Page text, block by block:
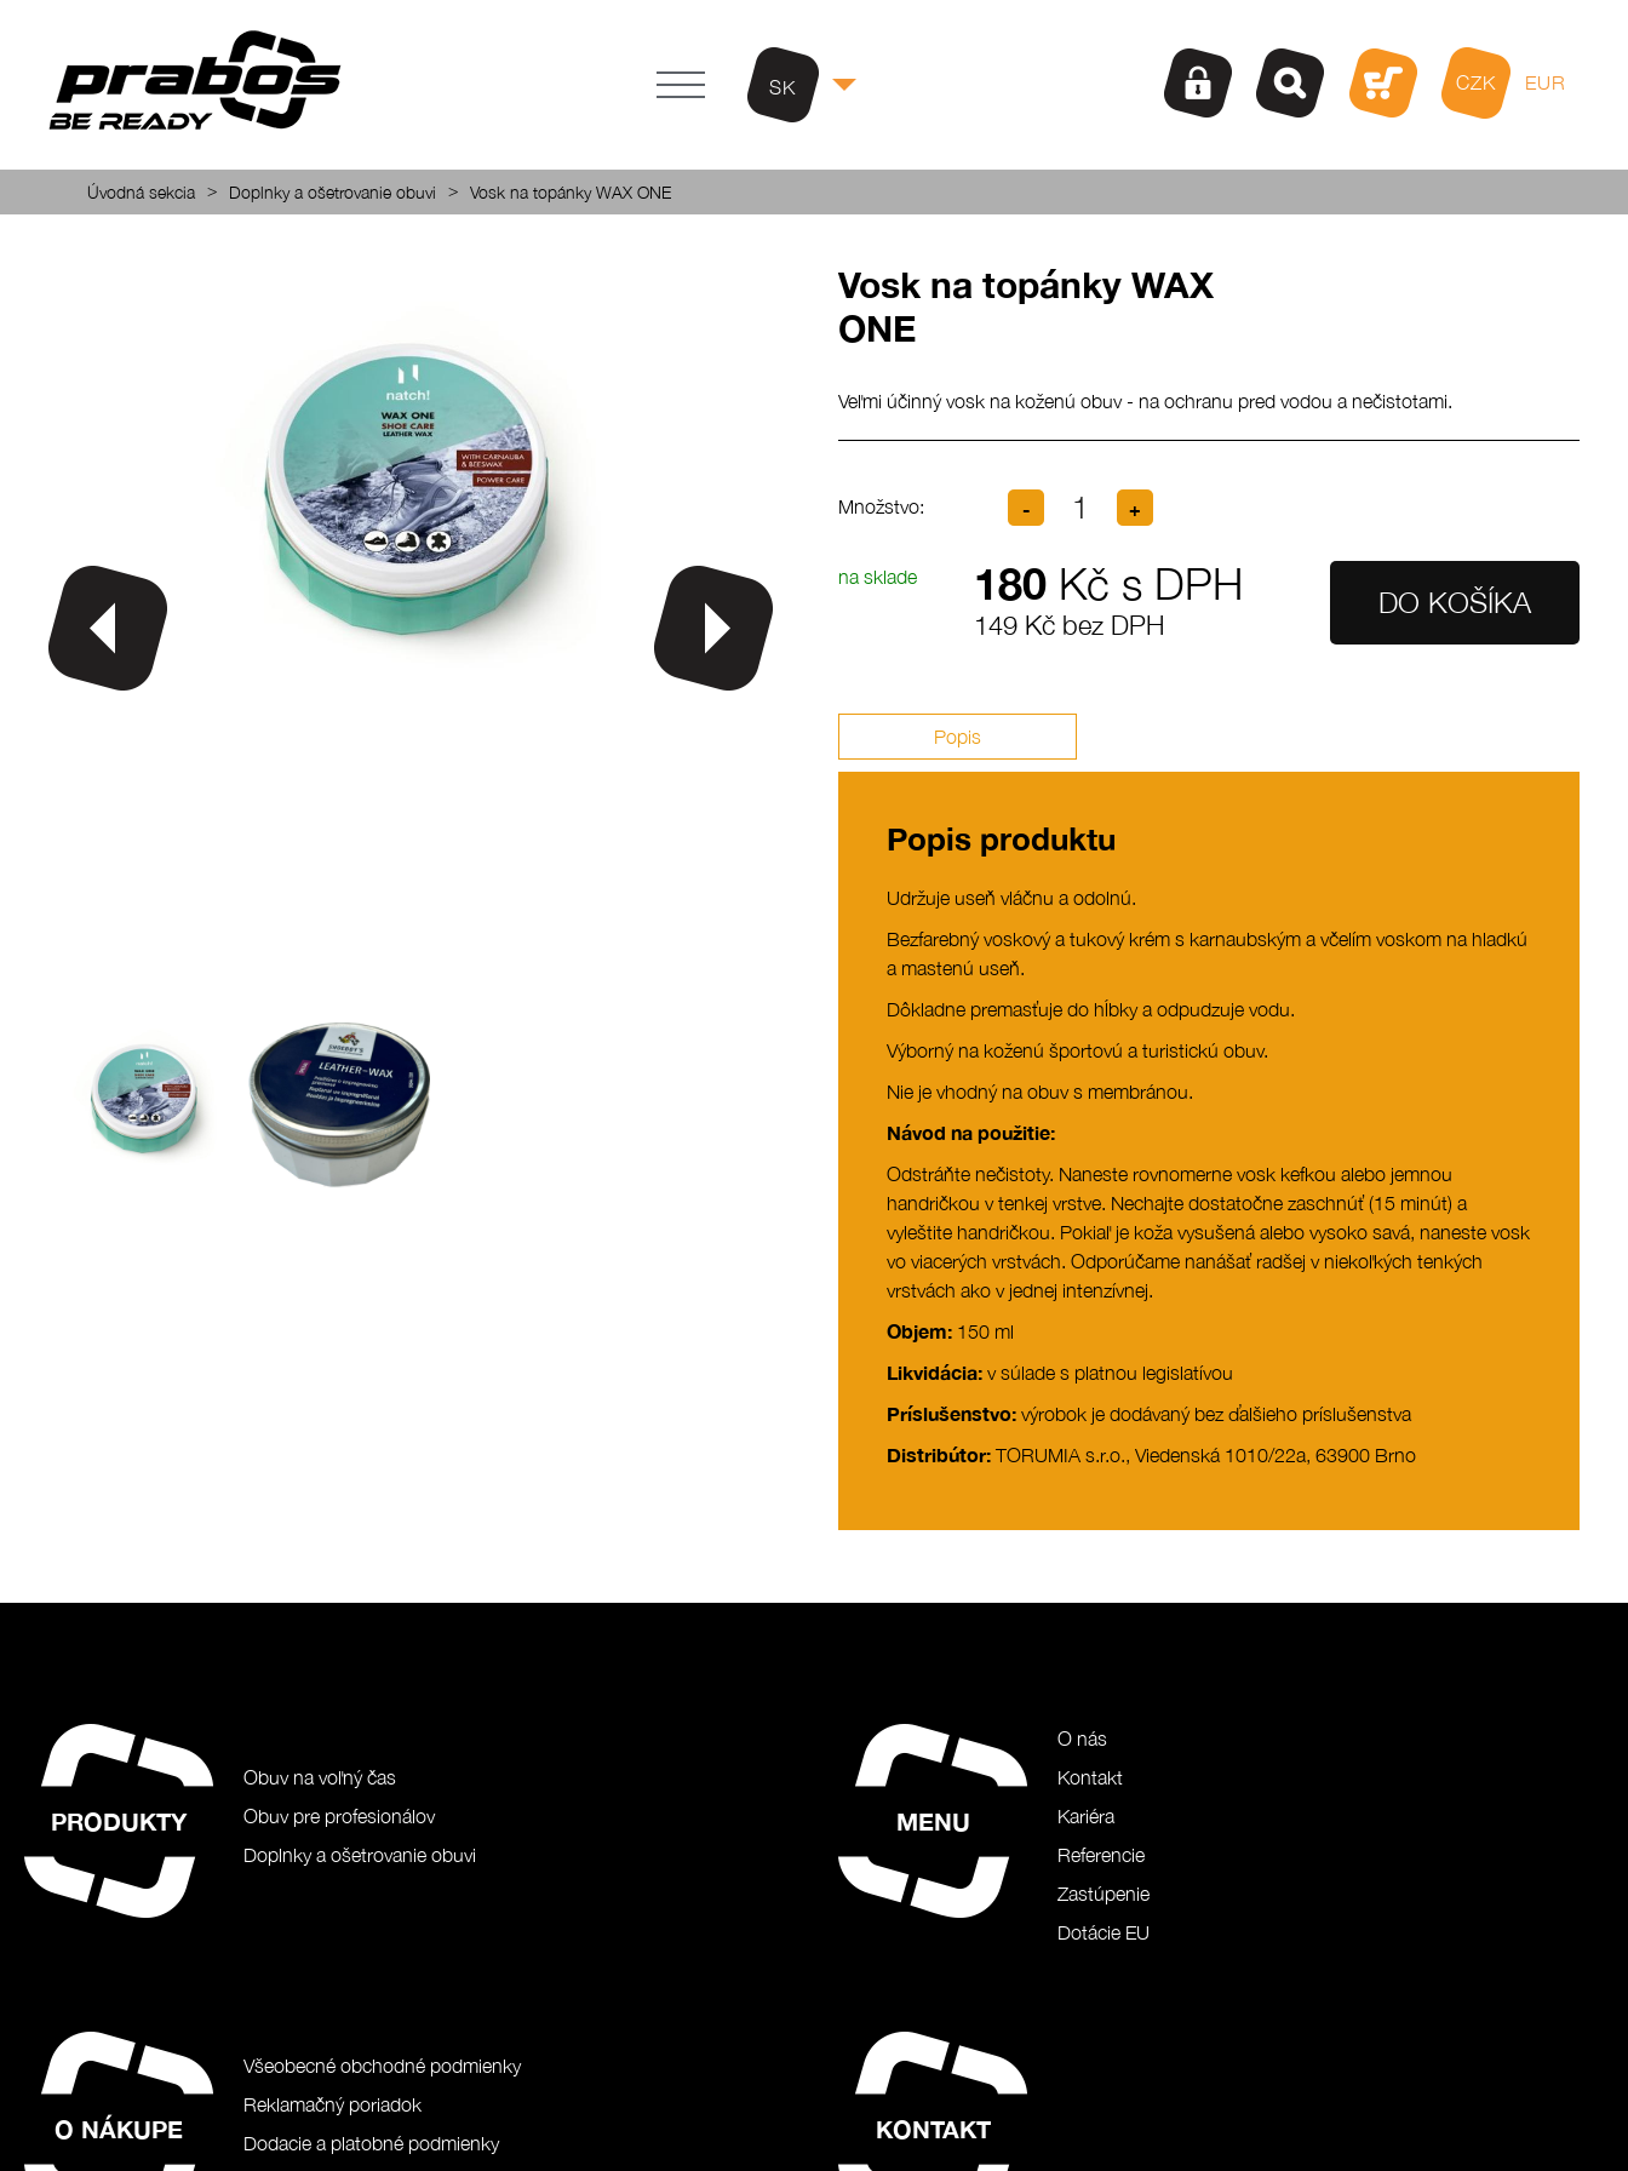
SK CZK EUR
Úvodná sekcia > Doplnky a ošetrovanie obuvi > Vosk na topánky WAX ONE
Vosk na topánky WAX
ONE
Veľmi účinný vosk na koženú obuv - na ochranu pred vodou a nečistotami.
Množstvo:
na sklade 180 Kč s DPH
149 Kč bez DPH
Popis
Popis produktu
Udržuje useň vláčnu a odolnú.
Bezfarebný voskový a tukový krém s karnaubským a včelím voskom na hladkú
a mastenú useň.
Dôkladne premasťuje do hĺbky a odpudzuje vodu.
Výborný na koženú športovú a turistickú obuv.
Nie je vhodný na obuv s membránou.
Návod na použitie:
Odstráňte nečistoty. Naneste rovnomerne vosk kefkou alebo jemnou
handričkou v tenkej vrstve. Nechajte dostatočne zaschnúť (15 minút) a
vyleštite handričkou. Pokiaľ je koža vysušená alebo vysoko savá, naneste vosk
vo viacerých vrstvách. Odporúčame nanášať radšej v niekoľkých tenkých
vrstvách ako v jednej intenzívnej.
Objem: 150 ml
Likvidácia: v súlade s platnou legislatívou
Príslušenstvo: výrobok je dodávaný bez ďalšieho príslušenstva
Distribútor: TORUMIA s.r.o., Viedenská 1010/22a, 63900 Brno
PRODUKTY
Obuv na voľný čas
Obuv pre profesionálov
Doplnky a ošetrovanie obuvi
MENU
O nás
Kontakt
Kariéra
Referencie
Zastúpenie
Dotácie EU
O NÁKUPE
Všeobecné obchodné podmienky
Reklamačný poriadok
Dodacie a platobné podmienky
KONTAKT